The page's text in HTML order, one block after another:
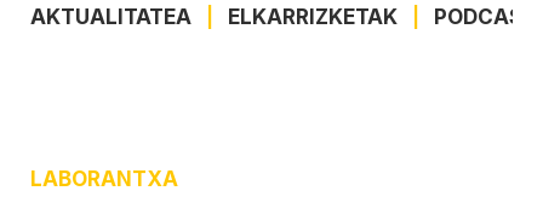
AKTUALITATEA ELKARRIZKETAK
LABORANTXA